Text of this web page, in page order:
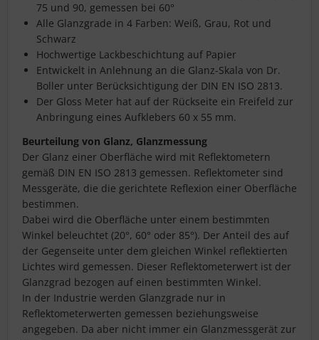
75 und 90, gemessen bei 60°
Alle Glanzgrade in 4 Farben: Weiß, Grau, Rot und
Schwarz
Hochwertige Lackbeschichtung auf Papier
Entwickelt in Anlehnung an die Glanz-Skala von Dr.
Boller unter Berücksichtigung der DIN EN ISO 2813.
Der Gloss Meter hat auf der Rückseite ein Freifeld zur
Anbringung eines Aufklebers 60 x 55 mm.
Beurteilung von Glanz, Glanzmessung
Der Glanz einer Oberfläche wird mit Reflektometern
gemäß DIN EN ISO 2813 gemessen. Reflektometer sind
Messgeräte, die die gerichtete Reflexion einer Oberfläche
bestimmen.
Dabei wird die Oberfläche unter einem bestimmten
Winkel beleuchtet (20°, 60° oder 85°). Der Anteil des auf
der Gegenseite unter dem gleichen Winkel reflektierten
Lichtes wird gemessen. Dieser Reflektometerwert ist der
Glanzgrad bezogen auf einen bestimmten Winkel.
In der Industrie werden Glanzgrade nur in
Reflektometerwerten gemessen beziehungsweise
angegeben. Da aber nicht immer ein Glanzmessgerät zur